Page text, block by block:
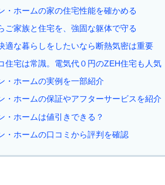
・ホームの家の住宅性能を確かめる
ご家族と住宅を、強固な躯体で守る
適な暮らしをしたいなら断熱気密は重要
住宅は常識。電気代０円のZEH住宅も人気
・ホームの実例を一部紹介
・ホームの保証やアフターサービスを紹介
・ホームは値引きできる？
・ホームの口コミから評判を確認